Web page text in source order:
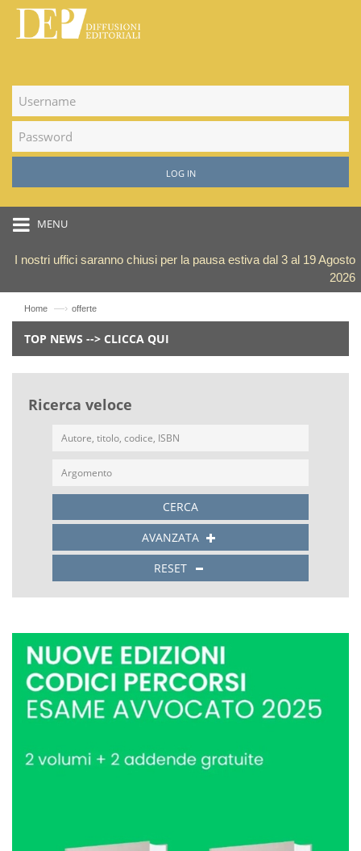
LOG IN
MENU
I nostri uffici saranno chiusi per la pausa estiva dal 3 al 19 Agosto
2026
Home —› offerte
TOP NEWS --> CLICCA QUI
Ricerca veloce
CERCA
AVANZATA
RESET